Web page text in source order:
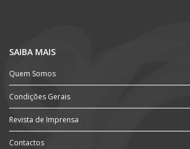
SAIBA MAIS
Quem Somos
Condições Gerais
Revista de Imprensa
Contactos